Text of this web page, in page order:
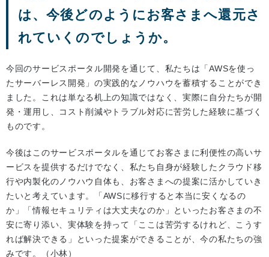
は、今後どのようにお客さまへ還元さ
れていくのでしょうか。
今回のサービスポータル開発を通じて、私たちは「AWSを使っ
たサーバーレス開発」の実践的なノウハウを蓄積することができ
ました。これは単なる机上の知識ではなく、実際に自分たちが開
発・運用し、コスト削減やトラブル対応に苦労した経験に基づく
ものです。
今後はこのサービスポータルを通じてお客さまに利便性の高いサ
ービスを提供するだけでなく、私たち自身が経験したクラウド移
行や内製化のノウハウ自体も、お客さまへの提案に活かしていき
たいと考えています。「AWSに移行すると本当に安くなるの
か」「情報セキュリティは大丈夫なのか」といったお客さまの不
安に寄り添い、実体験を持って「ここは苦労するけれど、こうす
れば解決できる」といった提案ができることが、今の私たちの強
みです。（小林）